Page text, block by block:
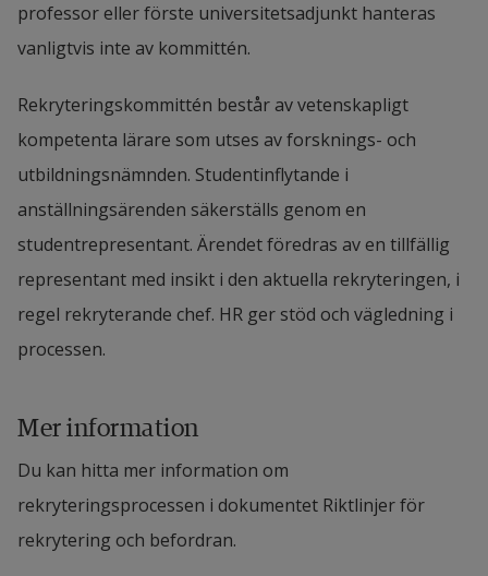
professor eller förste universitetsadjunkt hanteras
vanligtvis inte av kommittén.
Rekryteringskommittén består av vetenskapligt
kompetenta lärare som utses av forsknings- och
utbildningsnämnden. Studentinflytande i
anställningsärenden säkerställs genom en
studentrepresentant. Ärendet föredras av en tillfällig
representant med insikt i den aktuella rekryteringen, i
regel rekryterande chef. HR ger stöd och vägledning i
processen.
Mer information
Du kan hitta mer information om
rekryteringsprocessen i dokumentet Riktlinjer för
rekrytering och befordran.